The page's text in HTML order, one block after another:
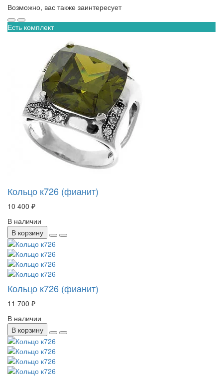
Возможно, вас также заинтересует
Есть комплект
Кольцо к726 (фианит)
10 400 ₽
В наличии
В корзину
Кольцо к726 (фианит)
11 700 ₽
В наличии
В корзину